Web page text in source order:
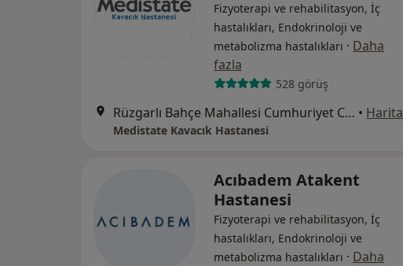
Fizyoterapi ve rehabilitasyon, İç
hastalıkları, Endokrinoloji ve
metabolizma hastalıkları · Daha
fazla
528 görüş
Rüzgarlı Bahçe Mahallesi Cumhuriyet Cad. No:24 Kavacık, Beykoz • Harita
Medistate Kavacık Hastanesi
Acıbadem Atakent
Hastanesi
Fizyoterapi ve rehabilitasyon, İç
hastalıkları, Endokrinoloji ve
metabolizma hastalıkları · Daha